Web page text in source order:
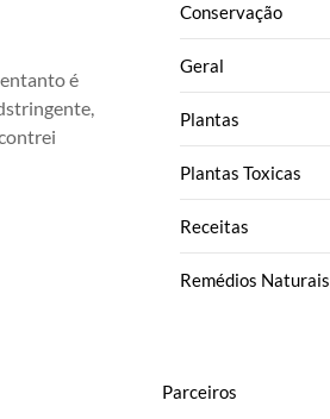
é
Conservação
Geral
Plantas
Plantas Toxicas
Receitas
Remédios Naturais
Parceiros